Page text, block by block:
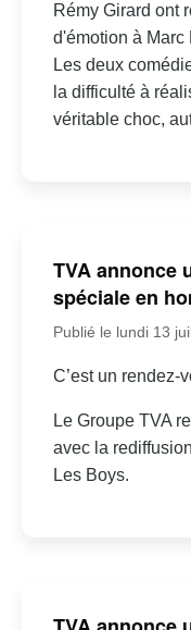
Rémy Girard ont
d'émotion à Marc
Les deux
la difficulté à
véritable choc,
TVA annonce
spéciale en
Publié le lundi 13
C’est un rendez-
Le Groupe TVA
avec la
Les Boys.